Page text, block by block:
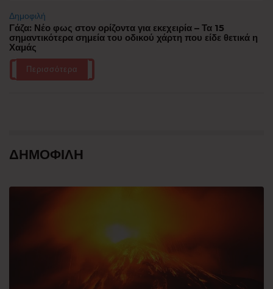
Δημοφιλή
Γάζα: Νέο φως στον ορίζοντα για εκεχειρία – Τα 15
σημαντικότερα σημεία του οδικού χάρτη που είδε θετικά η
Χαμάς
Περισσότερα
ΔΗΜΟΦΙΛΗ